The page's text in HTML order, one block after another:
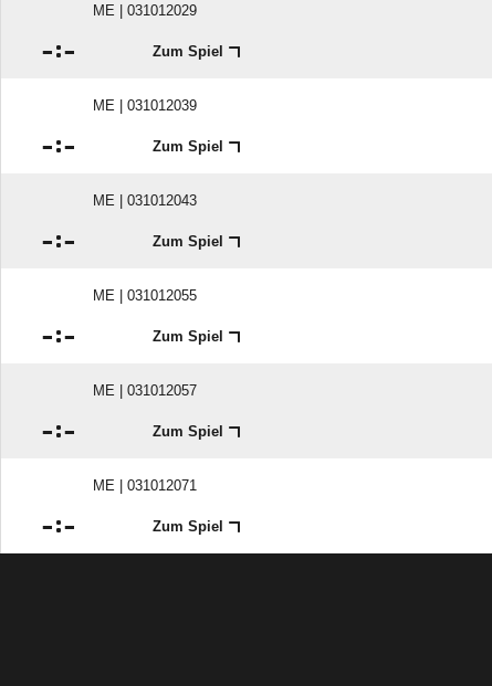
ME | 031012029
: Zum Spiel
ME | 031012039
: Zum Spiel
ME | 031012043
: Zum Spiel
ME | 031012055
: Zum Spiel
ME | 031012057
: Zum Spiel
ME | 031012071
: Zum Spiel